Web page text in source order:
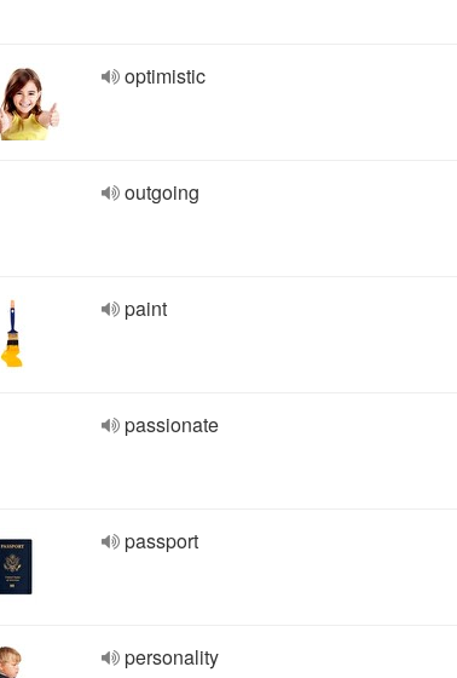
optimistic
outgoing
paint
passionate
passport
personality